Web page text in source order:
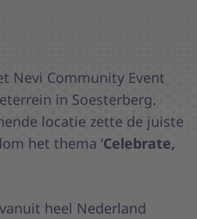
Nevi Community Event
in Soesterberg.
locatie zette de juiste
het thema ‘Celebrate,
heel Nederland